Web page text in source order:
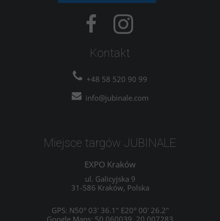
Kontakt
+48 58 520 90 99
info@jubinale.com
Miejsce targów JUBINALE
EXPO Kraków
ul. Galicyjska 9
31-586 Kraków, Polska
GPS: N50° 03' 36.1" E20° 00' 26.2"
Google Maps: 50.060039, 20.007283